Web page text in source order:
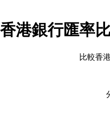
香港銀行匯率
比較香